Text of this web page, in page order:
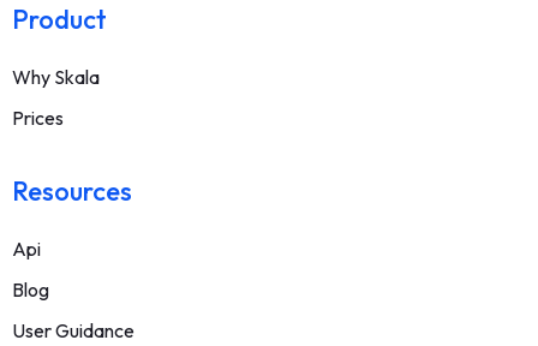
Product
Why Skala
Prices
Resources
Api
Blog
User Guidance